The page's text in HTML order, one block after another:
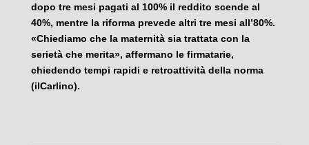
dopo tre mesi pagati al 100% il reddito scende al
40%, mentre la riforma prevede altri tre mesi all’80%.
«Chiediamo che la maternità sia trattata con la
serietà che merita», affermano le firmatarie,
chiedendo tempi rapidi e retroattività della norma
(ilCarlino).